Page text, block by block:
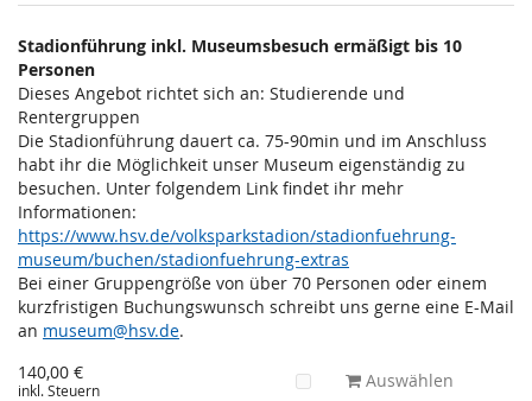
Stadionführung inkl. Museumsbesuch ermäßigt bis 10
Personen
Dieses Angebot richtet sich an: Studierende und
Rentergruppen
Die Stadionführung dauert ca. 75-90min und im Anschluss
habt ihr die Möglichkeit unser Museum eigenständig zu
besuchen. Unter folgendem Link findet ihr mehr
Informationen:
https://www.hsv.de/volksparkstadion/stadionfuehrung-
museum/buchen/stadionfuehrung-extras
Bei einer Gruppengröße von über 70 Personen oder einem
kurzfristigen Buchungswunsch schreibt uns gerne eine E-Mail
an museum@hsv.de.
140,00 €
inkl. Steuern Auswählen